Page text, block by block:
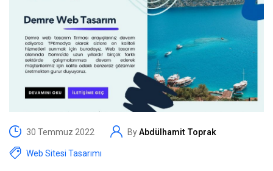
30 Temmuz 2022 ByAbdülhamit Toprak
Web Sitesi Tasarımı